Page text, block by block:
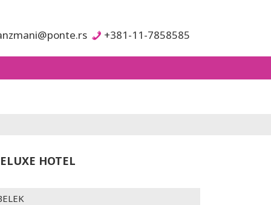
+381-11-7858585
HOTEL